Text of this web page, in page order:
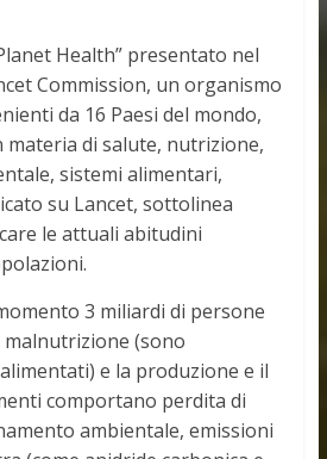
Health” presentato nel
Commission, un organismo
da 16 Paesi del mondo,
materia di salute, nutrizione,
sistemi alimentari,
su Lancet, sottolinea
le attuali abitudini
3 miliardi di persone
(sono
e la produzione e il
comportano perdita di
ambientale, emissioni